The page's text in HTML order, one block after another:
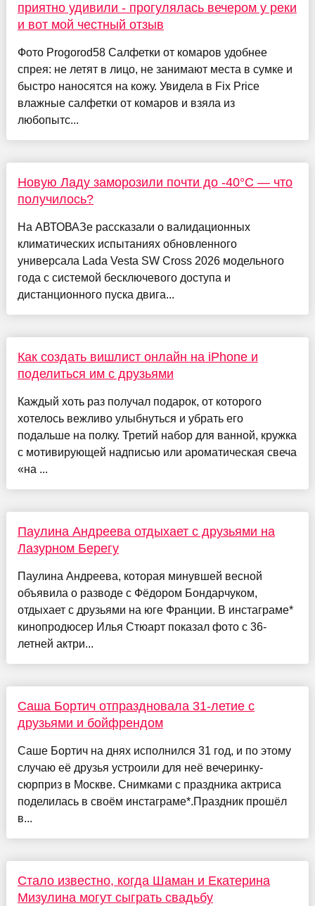
приятно удивили - прогулялась вечером у реки
и вот мой честный отзыв
Фото Progorod58 Салфетки от комаров удобнее
спрея: не летят в лицо, не занимают места в сумке и
быстро наносятся на кожу. Увидела в Fix Price
влажные салфетки от комаров и взяла из
любопытс...
Новую Ладу заморозили почти до -40°С — что
получилось?
На АВТОВАЗе рассказали о валидационных
климатических испытаниях обновленного
универсала Lada Vesta SW Cross 2026 модельного
года с системой бесключевого доступа и
дистанционного пуска двига...
Как создать вишлист онлайн на iPhone и
поделиться им с друзьями
Каждый хоть раз получал подарок, от которого
хотелось вежливо улыбнуться и убрать его
подальше на полку. Третий набор для ванной, кружка
с мотивирующей надписью или ароматическая свеча
«на ...
Паулина Андреева отдыхает с друзьями на
Лазурном Берегу
Паулина Андреева, которая минувшей весной
объявила о разводе с Фёдором Бондарчуком,
отдыхает с друзьями на юге Франции. В инстаграме*
кинопродюсер Илья Стюарт показал фото с 36-
летней актри...
Саша Бортич отпраздновала 31-летие с
друзьями и бойфрендом
Саше Бортич на днях исполнился 31 год, и по этому
случаю её друзья устроили для неё вечеринку-
сюрприз в Москве. Снимками с праздника актриса
поделилась в своём инстаграме*.Праздник прошёл
в...
Стало известно, когда Шаман и Екатерина
Мизулина могут сыграть свадьбу